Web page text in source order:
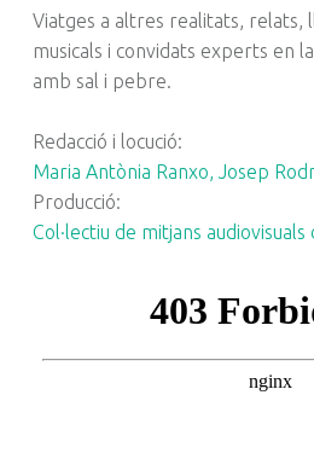
Viatges a altres realitats, relats,
musicals i convidats experts en
amb sal i pebre.
Redacció i locució:
Maria Antònia Ranxo, Josep
Producció:
Col·lectiu de mitjans